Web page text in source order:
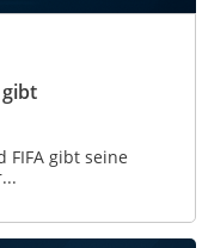
FIFA gibt seine